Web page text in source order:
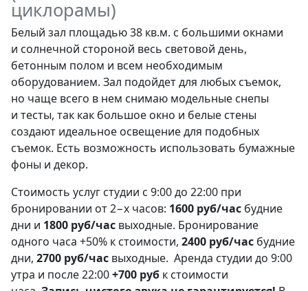
циклорамы)
Белый зал площадью 38 кв.м. с большими окнами
и солнечной стороной весь световой день,
бетонным полом и всем необходимым
оборудованием. Зал подойдет для любых съемок,
но чаще всего в нем снимаю модельные снепы
и тесты, так как большое окно и белые стены
создают идеальное освещение для подобных
съемок. Есть возможность использовать бумажные
фоны и декор.
Стоимость услуг студии с 9:00 до 22:00 при
бронировании от 2−х часов: 1600 руб/час будние
дни и 1800 руб/час выходные. Бронирование
одного часа +50% к стоимости, 2400 руб/час будние
дни, 2700 руб/час выходные. Аренда студии до 9:00
утра и после 22:00+700 руб к стоимости